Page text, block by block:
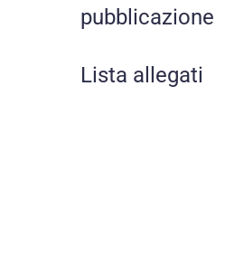
pubblicazione
Lista allegati